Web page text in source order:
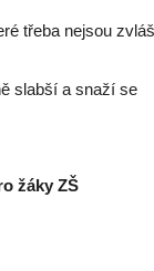
třeba nejsou
slabší a snaží se
žáky ZŠ